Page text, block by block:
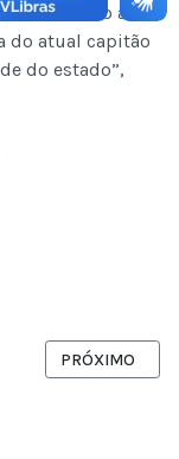
só tenho a
do atual capitão
do estado”,
VISITA
PRÓXIMO
PRÓXIMO